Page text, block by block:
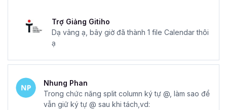
Trợ Giảng Gitiho
Dạ vâng ạ, bây giờ đã thành 1 file Calendar thôi
ạ
Nhung Phan
Trong chức năng split column ký tự @, làm sao để
vẫn giữ ký tự @ sau khi tách,vd: